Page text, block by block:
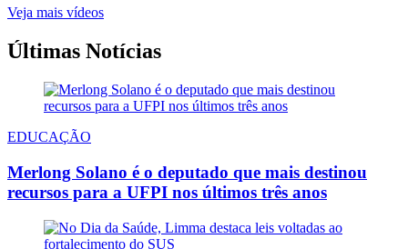
Veja mais vídeos
Últimas Notícias
EDUCAÇÃO
Merlong Solano é o deputado que mais destinou
recursos para a UFPI nos últimos três anos